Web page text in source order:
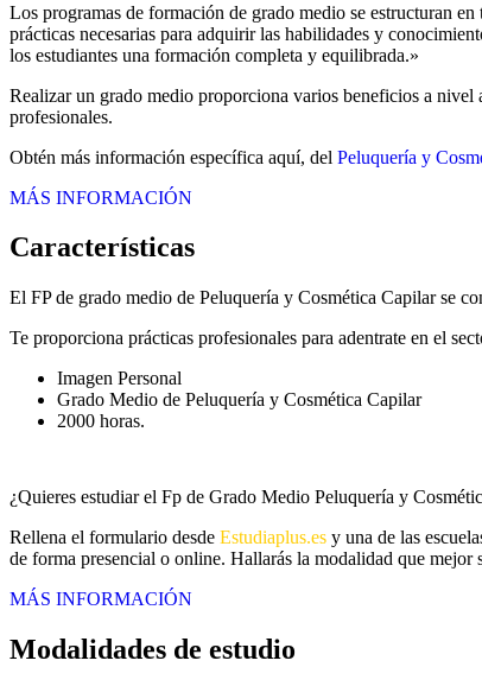
Los programas de formación de grado medio se estructuran
prácticas necesarias para adquirir las habilidades y
los estudiantes una formación completa y equilibrada.»
Realizar un grado medio proporciona varios beneficios a
profesionales.
Obtén más información específica aquí, del Peluquería y
MÁS INFORMACIÓN
Características
El FP de grado medio de Peluquería y Cosmética Capilar se
Te proporciona prácticas profesionales para adentrate en el
Imagen Personal
Grado Medio de Peluquería y Cosmética Capilar
2000 horas.
¿Quieres estudiar el Fp de Grado Medio Peluquería y
Rellena el formulario desde Estudiaplus.es y una de las
de forma presencial o online. Hallarás la modalidad que mejor
MÁS INFORMACIÓN
Modalidades de estudio